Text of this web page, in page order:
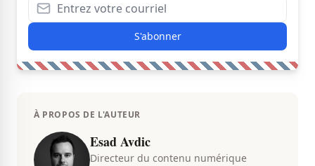
S'abonner
À PROPOS DE L'AUTEUR
Esad Avdic
Directeur du contenu numérique